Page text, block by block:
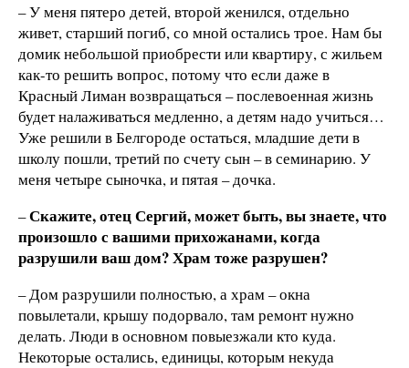
– У меня пятеро детей, второй женился, отдельно
живет, старший погиб, со мной остались трое. Нам бы
домик небольшой приобрести или квартиру, с жильем
как-то решить вопрос, потому что если даже в
Красный Лиман возвращаться – послевоенная жизнь
будет налаживаться медленно, а детям надо учиться…
Уже решили в Белгороде остаться, младшие дети в
школу пошли, третий по счету сын – в семинарию. У
меня четыре сыночка, и пятая – дочка.
–Скажите, отец Сергий, может быть, вы знаете, что
произошло с вашими прихожанами, когда
разрушили ваш дом? Храм тоже разрушен?
– Дом разрушили полностью, а храм – окна
повылетали, крышу подорвало, там ремонт нужно
делать. Люди в основном повыезжали кто куда.
Некоторые остались, единицы, которым некуда